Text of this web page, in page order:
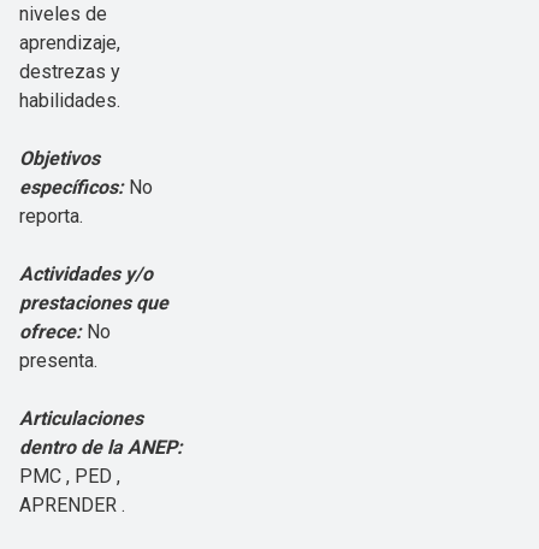
niveles de
aprendizaje,
destrezas y
habilidades.
Objetivos
específicos:No
reporta.
Actividades y/o
prestaciones que
ofrece:No
presenta.
Articulaciones
dentro de la ANEP:
PMC , PED ,
APRENDER .